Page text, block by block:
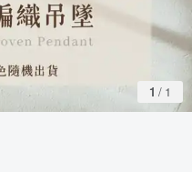
1 / 1